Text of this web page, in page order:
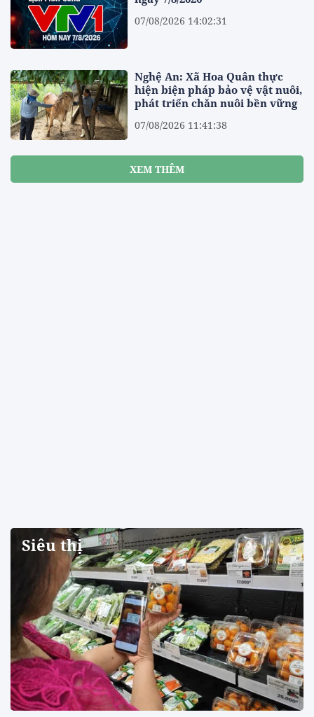
07/08/2026 14:02:31
Nghệ An: Xã Hoa Quân thực
hiện biện pháp bảo vệ vật nuôi,
phát triển chăn nuôi bền vững
07/08/2026 11:41:38
XEM THÊM
Siêu thị